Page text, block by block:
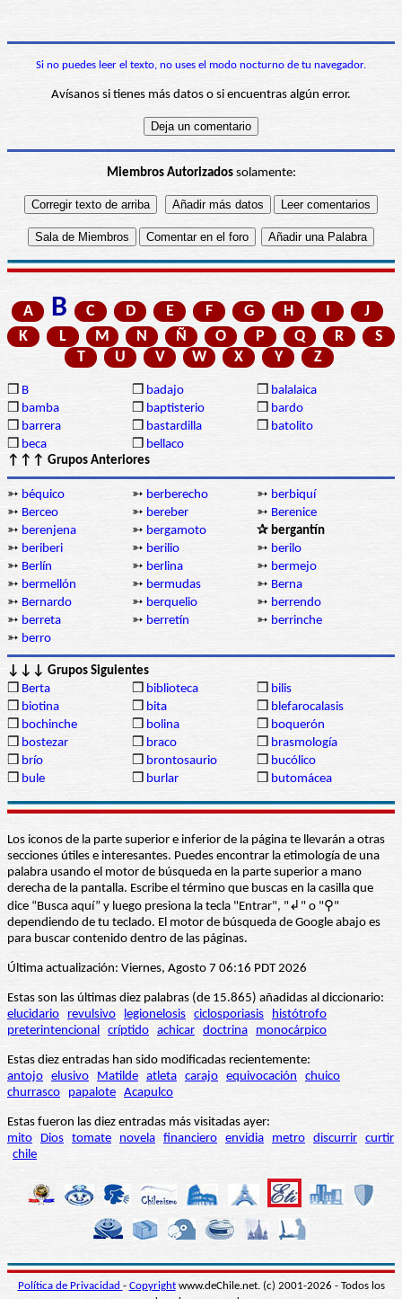
Si no puedes leer el texto, no uses el modo nocturno de tu navegador.
Avísanos si tienes más datos o si encuentras algún error.
Miembros Autorizadossolamente:
A B C D E F G H I
J
K
L M N Ñ O P Q R
S
T
U V W X Y Z
❒ B ❒ badajo ❒ balalaica
❒ bamba ❒ baptisterio ❒ bardo
❒ barrera ❒ bastardilla ❒ batolito
❒ beca ❒ bellaco
↑↑↑ Grupos Anteriores
➳ béquico ➳ berberecho ➳ berbiquí
➳ Berceo ➳ bereber ➳ Berenice
➳ berenjena ➳ bergamoto
✰ bergantín
➳ beriberi ➳ berilio ➳ berilo
➳ Berlín ➳ berlina ➳ bermejo
➳ bermellón ➳ bermudas ➳ Berna
➳ Bernardo ➳ berquelio ➳ berrendo
➳ berreta ➳ berretín ➳ berrinche
➳ berro
↓↓↓ Grupos Siguientes
❒ Berta ❒ biblioteca ❒ bilis
❒ biotina ❒ bita ❒ blefarocalasis
❒ bochinche ❒ bolina ❒ boquerón
❒ bostezar ❒ braco ❒ brasmología
❒ brío ❒ brontosaurio ❒ bucólico
❒ bule ❒ burlar ❒ butomácea
Los iconos de la parte superior e inferior de la página te llevarán a otras
secciones útiles e interesantes. Puedes encontrar la etimología de una
palabra usando el motor de búsqueda en la parte superior a mano
derecha de la pantalla. Escribe el término que buscas en la casilla que
dice “Busca aquí” y luego presiona la tecla "Entrar", "↲" o "⚲"
dependiendo de tu teclado. El motor de búsqueda de Google abajo es
para buscar contenido dentro de las páginas.
Última actualización: Viernes, Agosto 7 06:16 PDT 2026
Estas son las últimas diez palabras (de 15.865) añadidas al diccionario:
elucidario
revulsivo legionelosis ciclosporiasis
histótrofo
preterintencional críptido achicar doctrina monocárpico
Estas diez entradas han sido modificadas recientemente:
antojo elusivo Matilde atleta carajo equivocación
chuico
churrasco
papalote Acapulco
Estas fueron las diez entradas más visitadas ayer:
mito
Dios tomate novela financiero envidia metro discurrir curtir
chile
Política de Privacidad - Copyrightwww.deChile.net. (c) 2001-2026 - Todos los